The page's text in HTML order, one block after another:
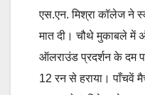
एस.एन. मिश्रा कॉलेज ने
मात दी। चौथे मुकाबले में
ऑलराउंड प्रदर्शन के दम
12 रन से हराया। पाँचवें